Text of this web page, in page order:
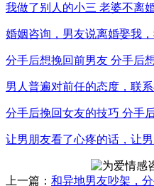
我做了别人的小三 老婆不离
婚姻咨询，男友说离婚娶我，
分手后想挽回前男友 分手后
男人普遍对前任的态度，联
分手后挽回女友的技巧 分手
让男朋友看了心疼的话，让
上一篇： 和异地男友吵架，